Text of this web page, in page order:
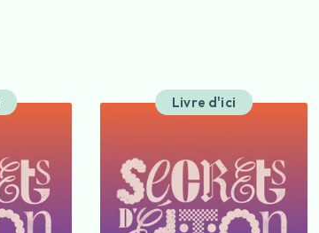
Livre d'ici